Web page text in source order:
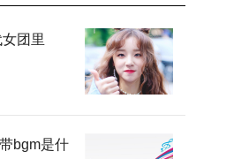
团里
bgm是什